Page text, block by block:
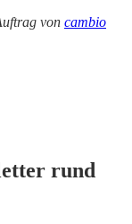
von cambio
rund